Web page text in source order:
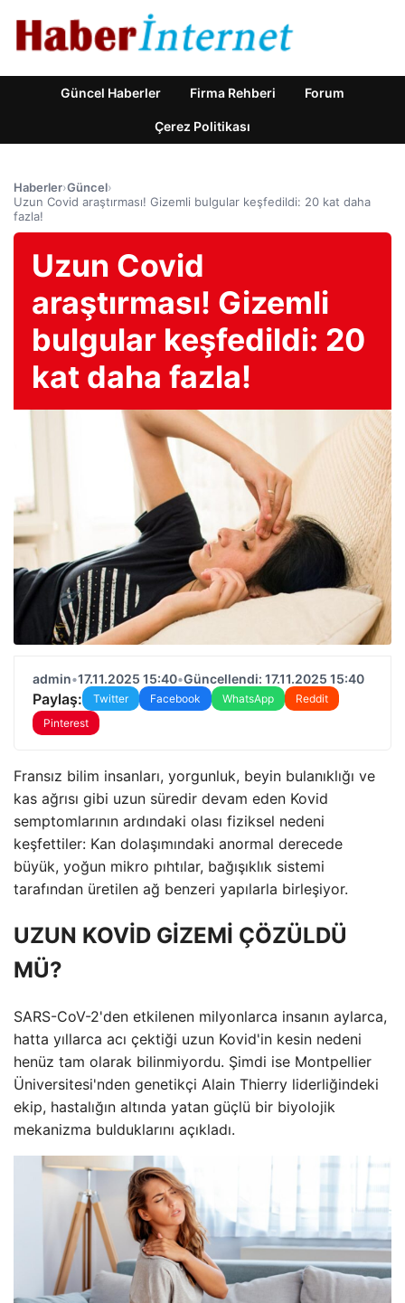
Güncel Haberler Firma Rehberi Forum
Çerez Politikası
Haberler›Güncel›
Uzun Covid araştırması! Gizemli bulgular keşfedildi: 20 kat daha
fazla!
Uzun Covid
araştırması! Gizemli
bulgular keşfedildi: 20
kat daha fazla!
admin•17.11.2025 15:40•Güncellendi: 17.11.2025 15:40
Paylaş: Twitter Facebook WhatsApp
Reddit
Pinterest
Fransız bilim insanları, yorgunluk, beyin bulanıklığı ve
kas ağrısı gibi uzun süredir devam eden Kovid
semptomlarının ardındaki olası fiziksel nedeni
keşfettiler: Kan dolaşımındaki anormal derecede
büyük, yoğun mikro pıhtılar, bağışıklık sistemi
tarafından üretilen ağ benzeri yapılarla birleşiyor.
UZUN KOVİD GİZEMİ ÇÖZÜLDÜ
MÜ?
SARS-CoV-2'den etkilenen milyonlarca insanın aylarca,
hatta yıllarca acı çektiği uzun Kovid'in kesin nedeni
henüz tam olarak bilinmiyordu. Şimdi ise Montpellier
Üniversitesi'nden genetikçi Alain Thierry liderliğindeki
ekip, hastalığın altında yatan güçlü bir biyolojik
mekanizma bulduklarını açıkladı.